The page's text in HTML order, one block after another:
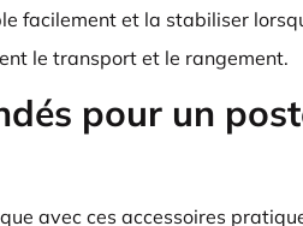
facilement et la stabiliser
le transport et le rangement.
pour un
avec ces accessoires